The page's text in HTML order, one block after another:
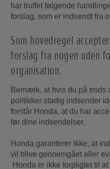
har truffet følgende
forslag, som er indsendt fra
Som hovedregel
forslag fra nogen uden
organisation.
Bemærk, at hvis du på trods
politikker stadig indsender
forstår Honda, at du har
før dine indsendelser.
Honda garanterer ikke, at
vil blive gennemgået eller
Honda er ikke forpligtet til